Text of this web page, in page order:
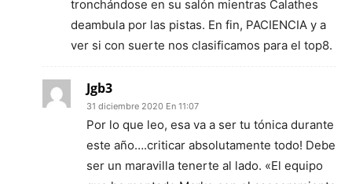
tronchándose en su salón mientras Calathes
deambula por las pistas. En fin, PACIENCIA y a
ver si con suerte nos clasificamos para el top8.
Jgb3
31 diciembre 2020 En 11:07
Por lo que leo, esa va a ser tu tónica durante
este año….criticar absolutamente todo! Debe
ser un maravilla tenerte al lado. «El equipo